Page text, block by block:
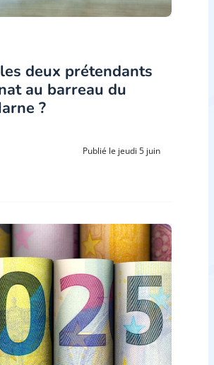
deux prétendants
au barreau du
?
Publié le jeudi 5 juin